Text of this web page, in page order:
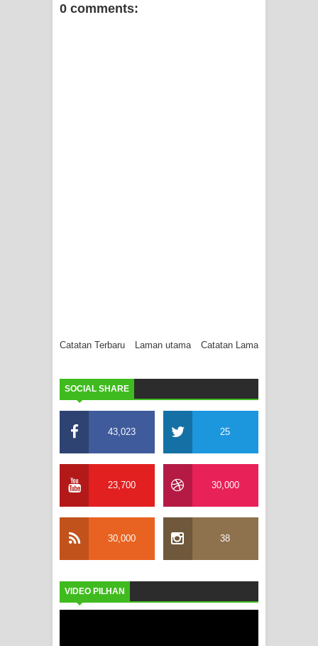
0 comments:
Catatan Terbaru Catatan Lama
Laman utama
SOCIAL SHARE
43,023 25
23,700 30,000
30,000 38
VIDEO PILHAN